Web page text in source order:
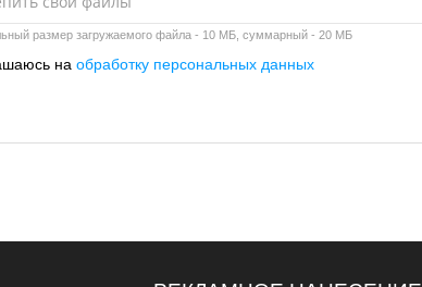
размер загружаемого файла - 10 МБ, суммарный - 20 МБ
на обработку персональных данных